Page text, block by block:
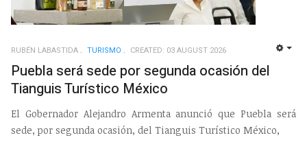
RUBÉN LABASTIDA TURISMO CREATED: 03 AUGUST 2026
Puebla será sede por segunda ocasión del
Tianguis Turístico México
El Gobernador Alejandro Armenta anunció que Puebla será
sede, por segunda ocasión, del Tianguis Turístico México,